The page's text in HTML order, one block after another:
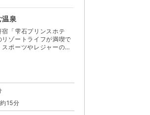
泉
「雫石プリンスホテ
ゾートライフが満喫で
ポーツやレジャーの後
ュでき、売店では温泉
」、松尾村方面から見
裾が削
」とも。古くから山岳
た岩手山の美しい姿を
15分